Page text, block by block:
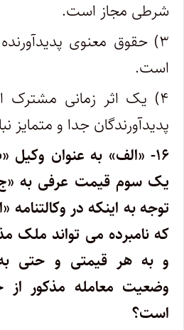
شرطی مجاز است.
۳) حقوق معنوی
است.
۴) یک اثر زمانی
پدیدآورندگان جدا و متمایز
۱۶- «الف» به عنوان
یک سوم قیمت عرفی به
توجه به اینکه در وکالتنامه
که نامبرده می تواند ملک
و به هر قیمتی و حتی به
وضعیت معامله مذکور
است؟